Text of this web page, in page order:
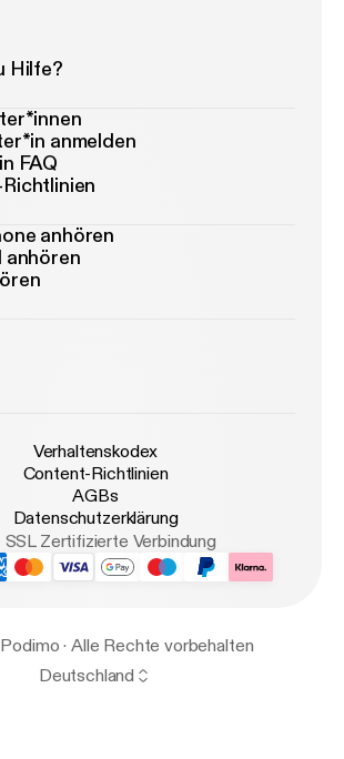
Hilfe?
anmelden
FAQ
anhören
anhören
Verhaltenskodex
Content-Richtlinien
AGBs
Datenschutzerklärung
SSL Zertifizierte Verbindung
· Alle Rechte vorbehalten
Deutschland